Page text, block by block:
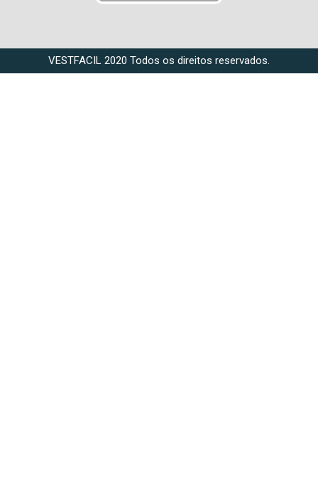
VESTFACIL 2020 Todos os direitos reservados.